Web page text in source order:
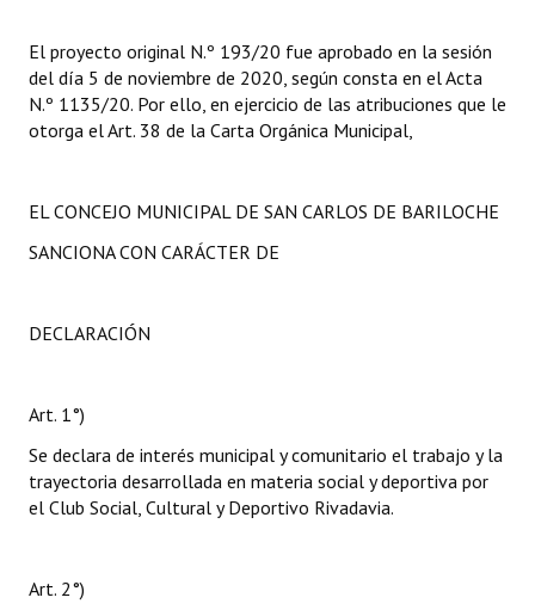
El proyecto original N.º 193/20 fue aprobado en la sesión
del día 5 de noviembre de 2020, según consta en el Acta
N.º 1135/20. Por ello, en ejercicio de las atribuciones que le
otorga el Art. 38 de la Carta Orgánica Municipal,
EL CONCEJO MUNICIPAL DE SAN CARLOS DE BARILOCHE
SANCIONA CON CARÁCTER DE
DECLARACIÓN
Art. 1°)
Se declara de interés municipal y comunitario el trabajo y la
trayectoria desarrollada en materia social y deportiva por
el Club Social, Cultural y Deportivo Rivadavia.
Art. 2°)